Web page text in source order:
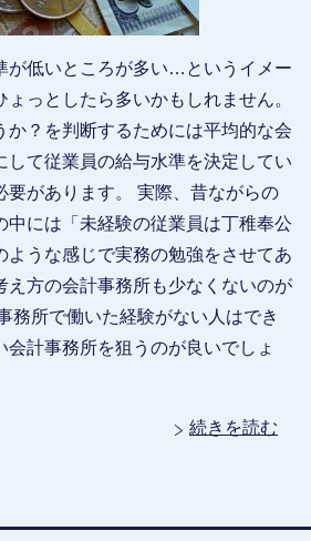
が低いところが多い…というイメー
っとしたら多いかもしれません。
か？を判断するためには平均的な会
して従業員の給与水準を決定してい
要があります。 実際、昔ながらの
中には「未経験の従業員は丁稚奉公
ような感じで実務の勉強をさせてあ
え方の会計事務所も少なくないのが
務所で働いた経験がない人はでき
会計事務所を狙うのが良いでしょ
続きを読む